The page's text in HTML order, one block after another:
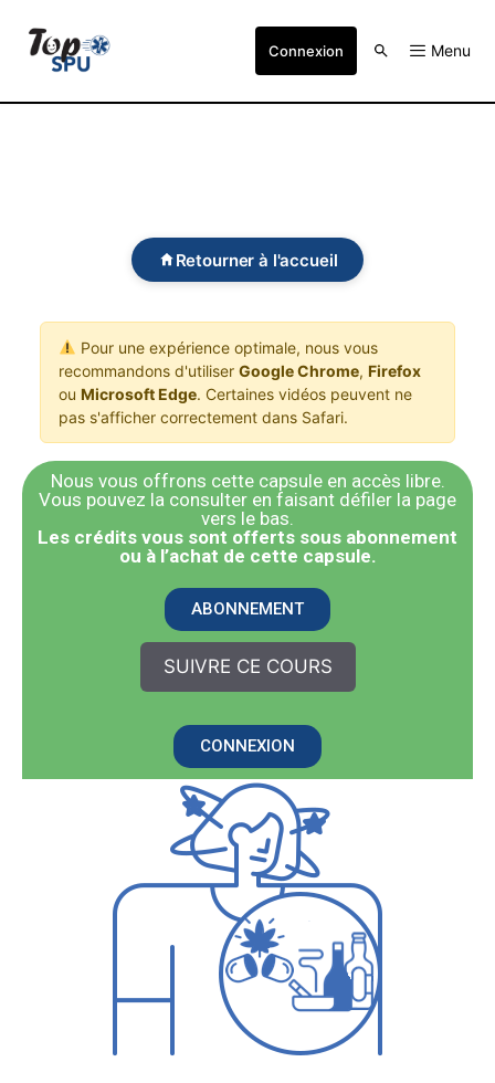
Connexion Menu
Retourner à l'accueil
Pour une expérience optimale, nous vous
recommandons d'utiliser Google Chrome, Firefox
ou Microsoft Edge. Certaines vidéos peuvent ne
pas s'afficher correctement dans Safari.
Nous vous offrons cette capsule en accès libre.
Vous pouvez la consulter en faisant défiler la page
vers le bas.
​Les crédits vous sont offerts sous abonnement
ou à l’achat de cette capsule.
ABONNEMENT
SUIVRE CE COURS
CONNEXION